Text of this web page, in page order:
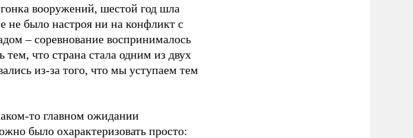
вооружений, шестой год шла
не было настроя ни на конфликт с
– соревнование воспринималось
что страна стала одним из двух
из-за того, что мы уступаем тем
то главном ожидании
было охарактеризовать просто: